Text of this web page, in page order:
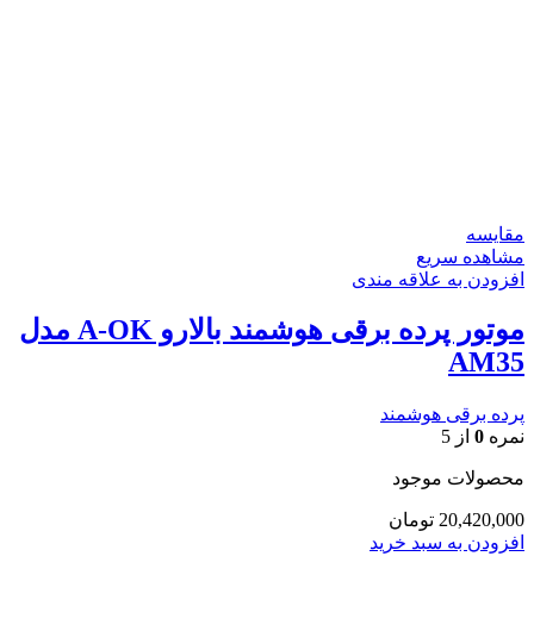
مقایسه
مشاهده سریع
افزودن به علاقه مندی
موتور پرده برقی هوشمند بالارو A-OK مدل
AM35
پرده برقی هوشمند
نمره 0 از 5
محصولات موجود
20,420,000 تومان
افزودن به سبد خرید